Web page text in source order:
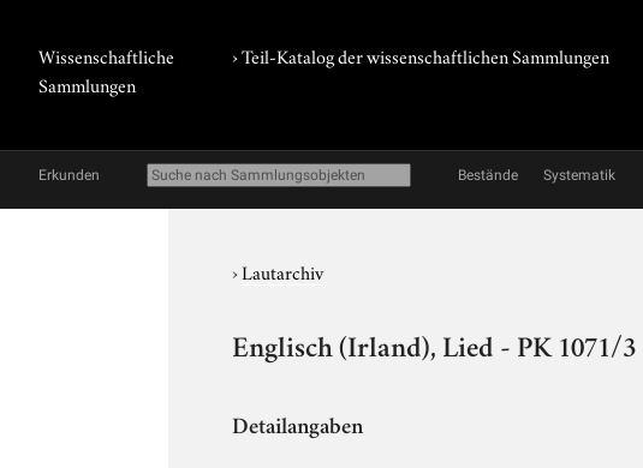
Wissenschaftliche
Sammlungen
› Teil-Katalog der wissenschaftlichen Sammlungen
Erkunden Bestände Systematik
›Lautarchiv
Englisch (Irland), Lied - PK 1071/3
Detailangaben